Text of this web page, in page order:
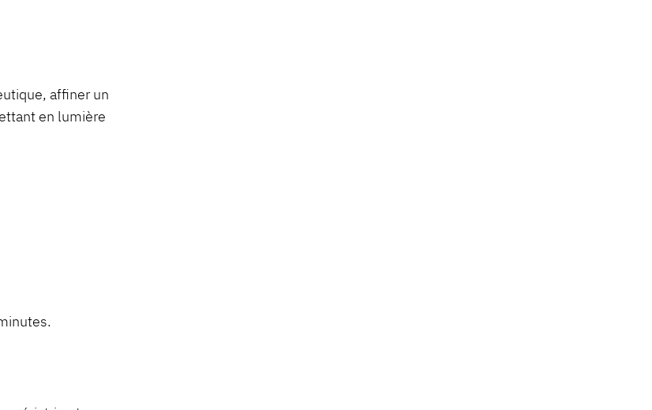
affiner un
en lumière